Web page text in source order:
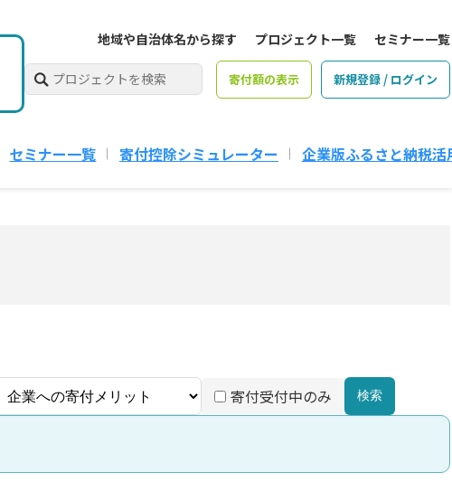
地域や自治体名から探す プロジェクト一覧 セミナー一覧
寄付額の表示 新規登録 / ログイン
セミナー一覧 寄付控除シミュレーター 企業版ふるさと納税活
寄付受付中のみ 検索